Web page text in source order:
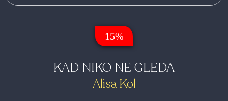
15%
KAD NIKO NE GLEDA
Alisa Kol